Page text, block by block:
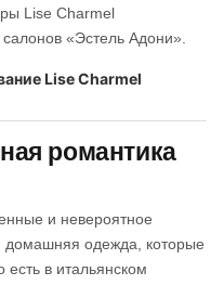
Lise Charmel
«Эстель Адони».
романтика
и невероятное
домашняя одежда, которые
в итальянском